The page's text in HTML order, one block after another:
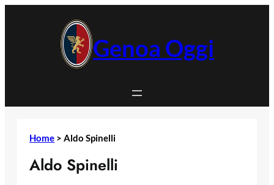
Genoa Oggi
Home > Aldo Spinelli
Aldo Spinelli